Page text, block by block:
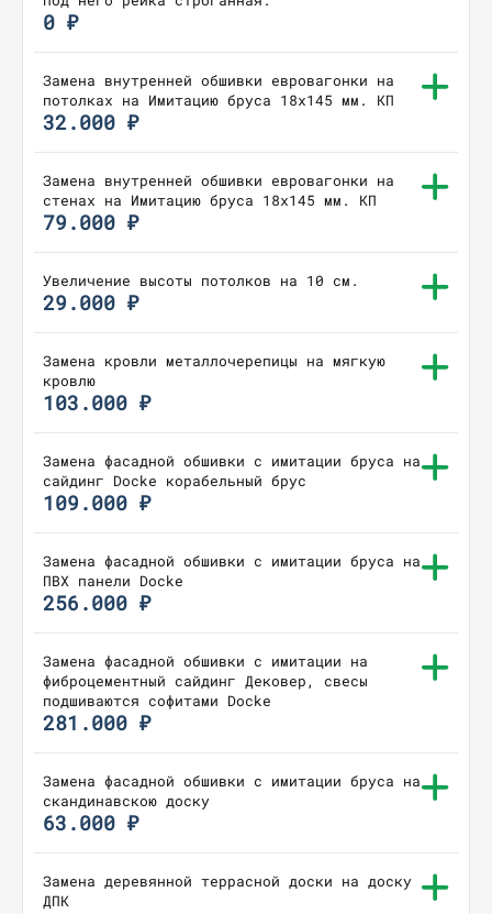
0 ₽
Замена внутренней обшивки евровагонки на
потолках на Имитацию бруса 18х145 мм. КП
32.000 ₽
Замена внутренней обшивки евровагонки на
стенах на Имитацию бруса 18х145 мм. КП
79.000 ₽
Увеличение высоты потолков на 10 см.
29.000 ₽
Замена кровли металлочерепицы на мягкую
кровлю
103.000 ₽
Замена фасадной обшивки с имитации бруса на
сайдинг Docke корабельный брус
109.000 ₽
Замена фасадной обшивки с имитации бруса на
ПВХ панели Docke
256.000 ₽
Замена фасадной обшивки с имитации на
фиброцементный сайдинг Дековер, свесы
подшиваются софитами Docke
281.000 ₽
Замена фасадной обшивки с имитации бруса на
скандинавскою доску
63.000 ₽
Замена деревянной террасной доски на доску
ДПК